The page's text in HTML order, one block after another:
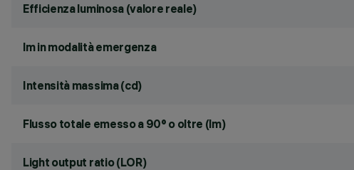
Efficienza luminosa (valore reale)
lm in modalità emergenza
Intensità massima (cd)
Flusso totale emesso a 90° o oltre (lm)
Light output ratio (LOR)